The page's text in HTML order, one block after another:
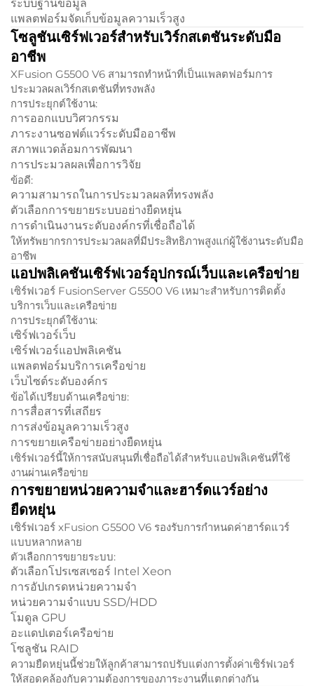
ระบบฐานข้อมูล
แพลตฟอร์มจัดเก็บข้อมูลความเร็วสูง
โซลูชันเซิร์ฟเวอร์สำหรับเวิร์กสเตชันระดับมือ
อาชีพ
XFusion G5500 V6 สามารถทำหน้าที่เป็นแพลตฟอร์มการ
ประมวลผลเวิร์กสเตชันที่ทรงพลัง
การประยุกต์ใช้งาน:
การออกแบบวิศวกรรม
ภาระงานซอฟต์แวร์ระดับมืออาชีพ
สภาพแวดล้อมการพัฒนา
การประมวลผลเพื่อการวิจัย
ข้อดี:
ความสามารถในการประมวลผลที่ทรงพลัง
ตัวเลือกการขยายระบบอย่างยืดหยุ่น
การดำเนินงานระดับองค์กรที่เชื่อถือได้
ให้ทรัพยากรการประมวลผลที่มีประสิทธิภาพสูงแก่ผู้ใช้งานระดับมือ
อาชีพ
แอปพลิเคชันเซิร์ฟเวอร์อุปกรณ์เว็บและเครือข่าย
เซิร์ฟเวอร์ FusionServer G5500 V6 เหมาะสำหรับการติดตั้ง
บริการเว็บและเครือข่าย
การประยุกต์ใช้งาน:
เซิร์ฟเวอร์เว็บ
เซิร์ฟเวอร์แอปพลิเคชัน
แพลตฟอร์มบริการเครือข่าย
เว็บไซต์ระดับองค์กร
ข้อได้เปรียบด้านเครือข่าย:
การสื่อสารที่เสถียร
การส่งข้อมูลความเร็วสูง
การขยายเครือข่ายอย่างยืดหยุ่น
เซิร์ฟเวอร์นี้ให้การสนับสนุนที่เชื่อถือได้สำหรับแอปพลิเคชันที่ใช้
งานผ่านเครือข่าย
การขยายหน่วยความจำและฮาร์ดแวร์อย่าง
ยืดหยุ่น
เซิร์ฟเวอร์ xFusion G5500 V6 รองรับการกำหนดค่าฮาร์ดแวร์
แบบหลากหลาย
ตัวเลือกการขยายระบบ:
ตัวเลือกโปรเซสเซอร์ Intel Xeon
การอัปเกรดหน่วยความจำ
หน่วยความจำแบบ SSD/HDD
โมดูล GPU
อะแดปเตอร์เครือข่าย
โซลูชัน RAID
ความยืดหยุ่นนี้ช่วยให้ลูกค้าสามารถปรับแต่งการตั้งค่าเซิร์ฟเวอร์
ให้สอดคล้องกับความต้องการของภาระงานที่แตกต่างกัน